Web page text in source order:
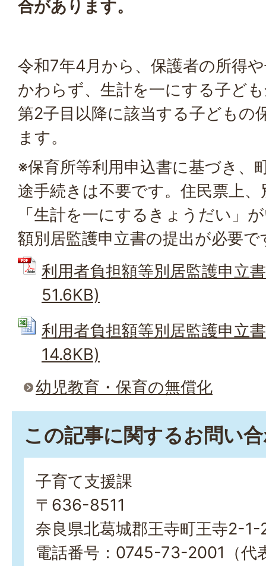
合があります。
令和7年4月から、保護者の所得
かわらず、生計を一にする子ど
第2子目以降に該当する子どもの
ます。
※保育所等利用申込書に基づき、
途手続きは不要です。住民票上
「生計を一にするきょうだい」
額別居監護申立書の提出が必要で
利用者負担額等別居監護申立
51.6KB)
利用者負担額等別居監護申立
14.8KB)
幼児教育・保育の無償化
この記事に関するお問い
子育て支援課
〒636-8511
奈良県北葛城郡王寺町王寺2-1-
電話番号：0745-73-2001（代